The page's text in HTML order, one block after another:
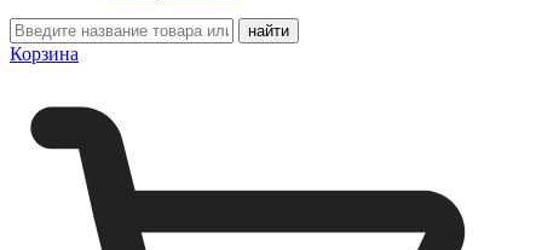
Корзина